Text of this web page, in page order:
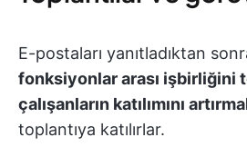
E-postaları yanıtladıktan
fonksiyonlar arası işbirliğini
çalışanların katılımını
toplantıya katılırlar.